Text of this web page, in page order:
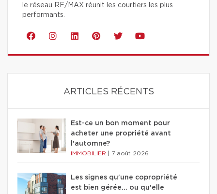
le réseau RE/MAX réunit les courtiers les plus
performants.
ARTICLES RÉCENTS
Est-ce un bon moment pour
acheter une propriété avant
l'automne?
IMMOBILIER 7 août 2026
Les signes qu'une copropriété
est bien gérée… ou qu'elle